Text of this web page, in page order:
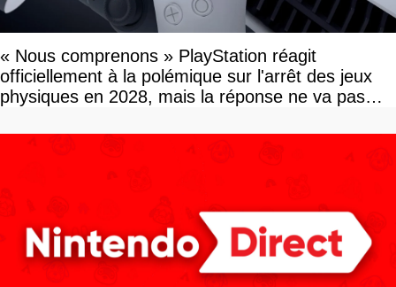
« Nous comprenons » PlayStation réagit
officiellement à la polémique sur l'arrêt des jeux
physiques en 2028, mais la réponse ne va pas